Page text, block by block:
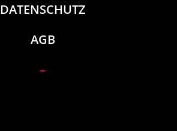
DATENSCHUTZ
AGB
–